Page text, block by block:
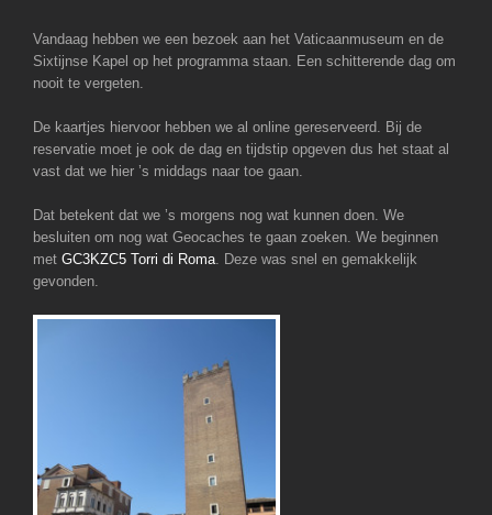
Vandaag hebben we een bezoek aan het Vaticaanmuseum en de
Sixtijnse Kapel op het programma staan. Een schitterende dag om
nooit te vergeten.
De kaartjes hiervoor hebben we al online gereserveerd. Bij de
reservatie moet je ook de dag en tijdstip opgeven dus het staat al
vast dat we hier ’s middags naar toe gaan.
Dat betekent dat we ’s morgens nog wat kunnen doen. We
besluiten om nog wat Geocaches te gaan zoeken. We beginnen
met GC3KZC5 Torri di Roma . Deze was snel en gemakkelijk
gevonden.